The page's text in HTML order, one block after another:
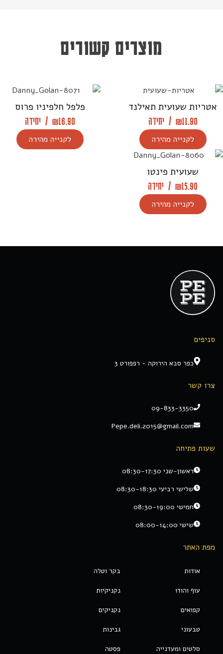
מוצרים קשורים
אטריות שעועית תאילנד
₪11.90
/ יחידה
לקנייה מהירה
פלפל חלפיניו פרוס
₪16.90
/ יחידה
לקנייה מהירה
שעועית פינטו
₪15.90
/ יחידה
לקנייה מהירה
סניפים
כפר סבא הירוקה - רפפורט 3
צרו קשר
09-833-3350
Pepe.deli.2015@gmail.com
שעות פתיחה
ראשון-שני 08:30-17:30
שלישי רביעי 08:30-18:30
חמישי 08:30-19:00
שישי 08:00-14:00
מפת האתר
אודות בקר וטלה
עוף והודו נקניקיות
קפואים נקניקים
טבעוני גבינות
סלטים ומעדנייה פסטה